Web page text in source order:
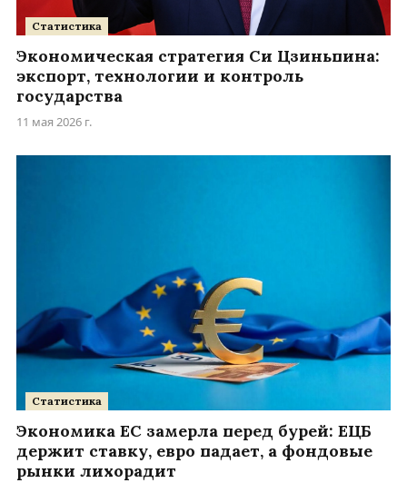
Статистика
Экономическая стратегия Си Цзиньпина:
экспорт, технологии и контроль
государства
11 мая 2026 г.
Статистика
Экономика ЕС замерла перед бурей: ЕЦБ
держит ставку, евро падает, а фондовые
рынки лихорадит